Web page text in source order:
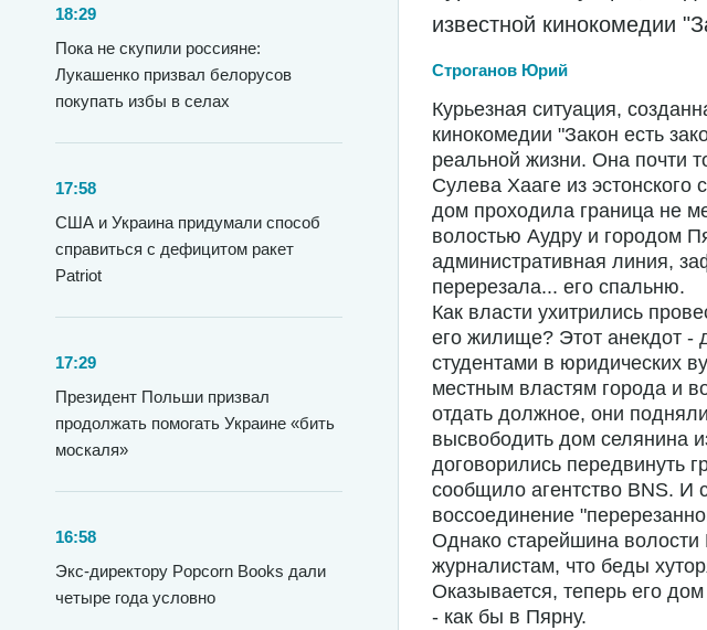
18:29
Пока не скупили россияне:
Лукашенко призвал белорусов
покупать избы в селах
17:58
США и Украина придумали способ
справиться с дефицитом ракет
Patriot
17:29
Президент Польши призвал
продолжать помогать Украине «бить
москаля»
16:58
Экс-директору Popcorn Books дали
четыре года условно
известной кинокомедии
Строганов Юрий
Курьезная ситуация,
кинокомедии "Закон есть
реальной жизни. Она почти
Сулева Хааге из эстонского
дом проходила граница не
волостью Аудру и городом
административная линия,
перерезала... его спальню.
Как власти ухитрились
его жилище? Этот анекдот -
студентами в юридических
местным властям города и
отдать должное, они
высвободить дом селянина
договорились передвинуть
сообщило агентство BNS.
воссоединение
Однако старейшина волости
журналистам, что беды
Оказывается, теперь его
- как бы в Пярну.